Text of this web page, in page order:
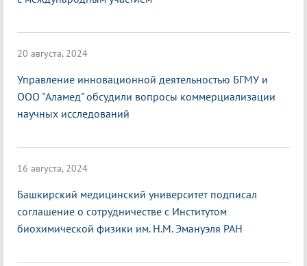
20 августа, 2024
Управление инновационной деятельностью БГМУ и
ООО "Аламед" обсудили вопросы коммерциализации
научных исследований
16 августа, 2024
Башкирский медицинский университет подписал
соглашение о сотрудничестве с Институтом
биохимической физики им. Н.М. Эмануэля РАН